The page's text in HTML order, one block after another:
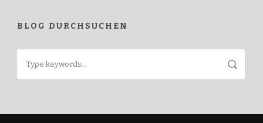
BLOG DURCHSUCHEN